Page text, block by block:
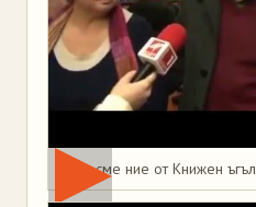
Това сме ние от Книжен ъгъл